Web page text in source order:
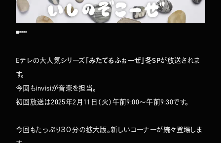
Eテレの大人気シリーズ 「みたてるふぉーぜ」冬SPが放送されま
す。
今回もinvisiが音楽を担当。
初回放送は2025年2月11日（火）午前9:00〜午前9:30です。
今回もたっぷり３０分の拡大版。新しいコーナーが続々登場しま